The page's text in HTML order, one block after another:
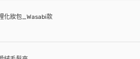
化妝包_Wasabi款